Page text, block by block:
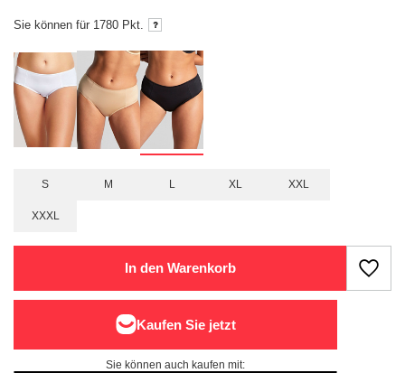
S M L XL XXL
XXXL
Sie können für 1780 Pkt.
In den Warenkorb
Sie können auch kaufen mit: